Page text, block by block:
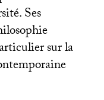
Ses
sur la